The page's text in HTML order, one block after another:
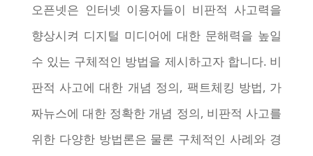
오픈넷은 인터넷 이용자들이 비판적 사고력을
향상시켜 디지털 미디어에 대한 문해력을 높일
수 있는 구체적인 방법을 제시하고자 합니다. 비
판적 사고에 대한 개념 정의, 팩트체킹 방법, 가
짜뉴스에 대한 정확한 개념 정의, 비판적 사고를
위한 다양한 방법론은 물론 구체적인 사례와 경